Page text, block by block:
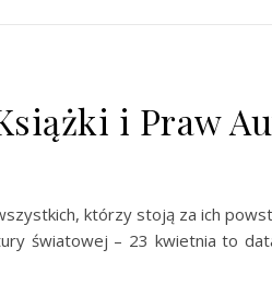
i Praw
którzy stoją za ich
światowej – 23 kwietnia to